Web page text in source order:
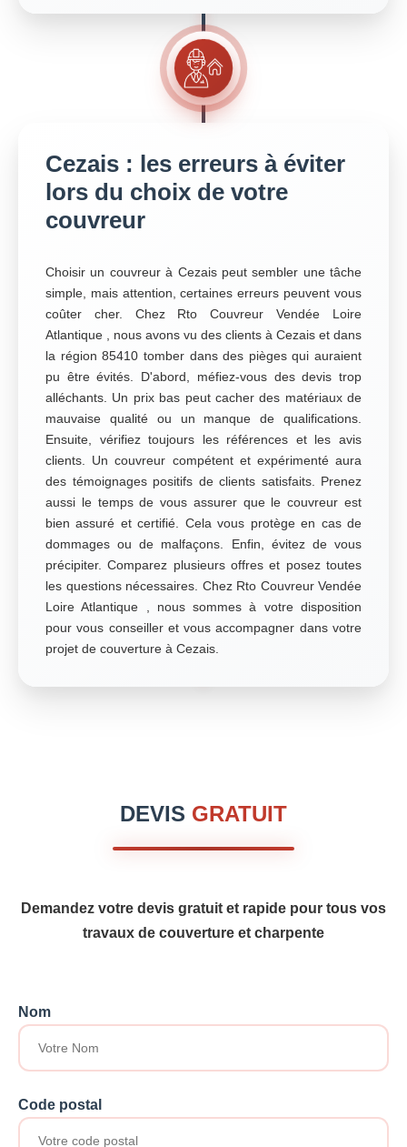
Cezais : les erreurs à éviter
lors du choix de votre
couvreur
Choisir un couvreur à Cezais peut sembler une tâche
simple, mais attention, certaines erreurs peuvent vous
coûter cher. Chez Rto Couvreur Vendée Loire
Atlantique , nous avons vu des clients à Cezais et dans
la région 85410 tomber dans des pièges qui auraient
pu être évités. D'abord, méfiez-vous des devis trop
alléchants. Un prix bas peut cacher des matériaux de
mauvaise qualité ou un manque de qualifications.
Ensuite, vérifiez toujours les références et les avis
clients. Un couvreur compétent et expérimenté aura
des témoignages positifs de clients satisfaits. Prenez
aussi le temps de vous assurer que le couvreur est
bien assuré et certifié. Cela vous protège en cas de
dommages ou de malfaçons. Enfin, évitez de vous
précipiter. Comparez plusieurs offres et posez toutes
les questions nécessaires. Chez Rto Couvreur Vendée
Loire Atlantique , nous sommes à votre disposition
pour vous conseiller et vous accompagner dans votre
projet de couverture à Cezais.
DEVIS GRATUIT
Demandez votre devis gratuit et rapide pour tous vos
travaux de couverture et charpente
Nom
Code postal